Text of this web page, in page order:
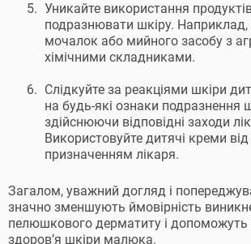
Уникайте використання
подразнювати шкіру.
мочалок або мийного засобу з
хімічними складниками.
Слідкуйте за реакціями шкіри
на будь-які ознаки подразнення
здійснюючи відповідні заходи
Використовуйте дитячі креми
призначенням лікаря.
Загалом, уважний догляд і
значно зменшують ймовірність
пелюшкового дерматиту і допоможуть
здоров’я шкіри малюка.